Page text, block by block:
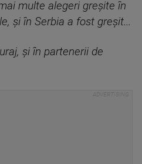
multe alegeri greșite în
și în Serbia a fost greșit...
și în partenerii de